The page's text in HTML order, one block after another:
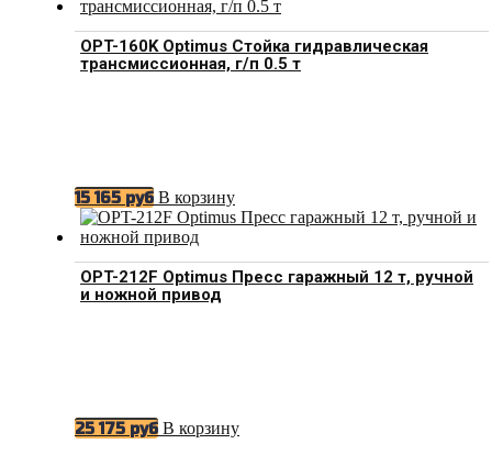
OPT-160K Optimus Стойка гидравлическая
трансмиссионная, г/п 0.5 т
15 165 руб В корзину
OPT-212F Optimus Пресс гаражный 12 т, ручной
и ножной привод
25 175 руб В корзину